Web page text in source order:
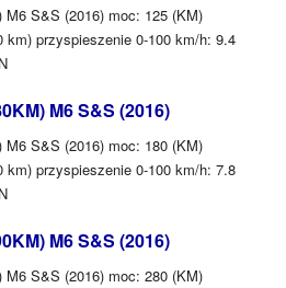
S&S (2016) moc: 125 (KM)
km) przyspieszenie 0-100 km/h: 9.4
M6 S&S (2016)
S&S (2016) moc: 180 (KM)
km) przyspieszenie 0-100 km/h: 7.8
M6 S&S (2016)
S&S (2016) moc: 280 (KM)